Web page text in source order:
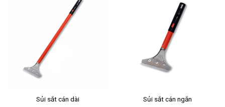
Sủi sắt cán dài Sủi sắt cán ngắn